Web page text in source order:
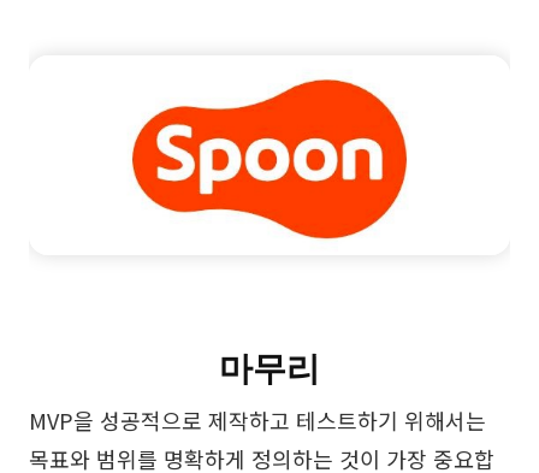
마무리
MVP을 성공적으로 제작하고 테스트하기 위해서는
목표와 범위를 명확하게 정의하는 것이 가장 중요합